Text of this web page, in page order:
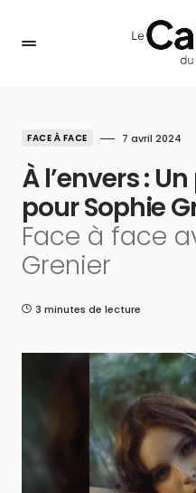
FACE À FACE 7 avril 2024
À l’envers :
pour Sophie
Face à face
Grenier
3 minutes de lecture